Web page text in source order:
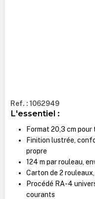
Ref. : 1062949
L'essentiel :
Format 20,3 cm
Finition lustrée,
propre
124 m par rouleau,
Carton de 2
Procédé RA-4
courants